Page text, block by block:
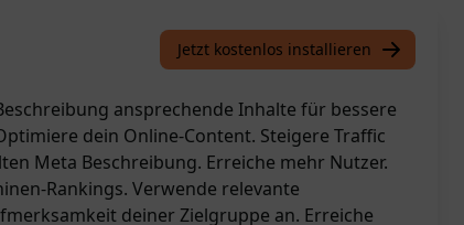
Jetzt kostenlos installieren
ansprechende Inhalte für bessere
dein Online-Content. Steigere Traffic
Meta Beschreibung. Erreiche mehr Nutzer.
Rankings. Verwende relevante
deiner Zielgruppe an. Erreiche